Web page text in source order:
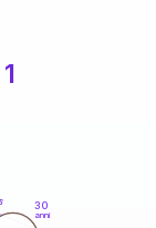
30
anni